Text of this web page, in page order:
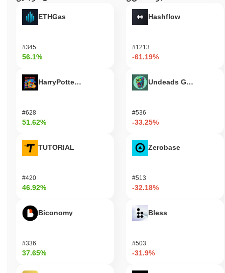
ETHGas
#345
56.1%
HarryPotterObamaSonic10Inu (ETH)
#628
51.62%
TUTORIAL
#420
46.92%
Biconomy
#336
37.65%
Hashflow
#1213
-61.19%
Undeads Games
#536
-33.25%
Zerobase
#513
-32.18%
Bless
#503
-31.9%